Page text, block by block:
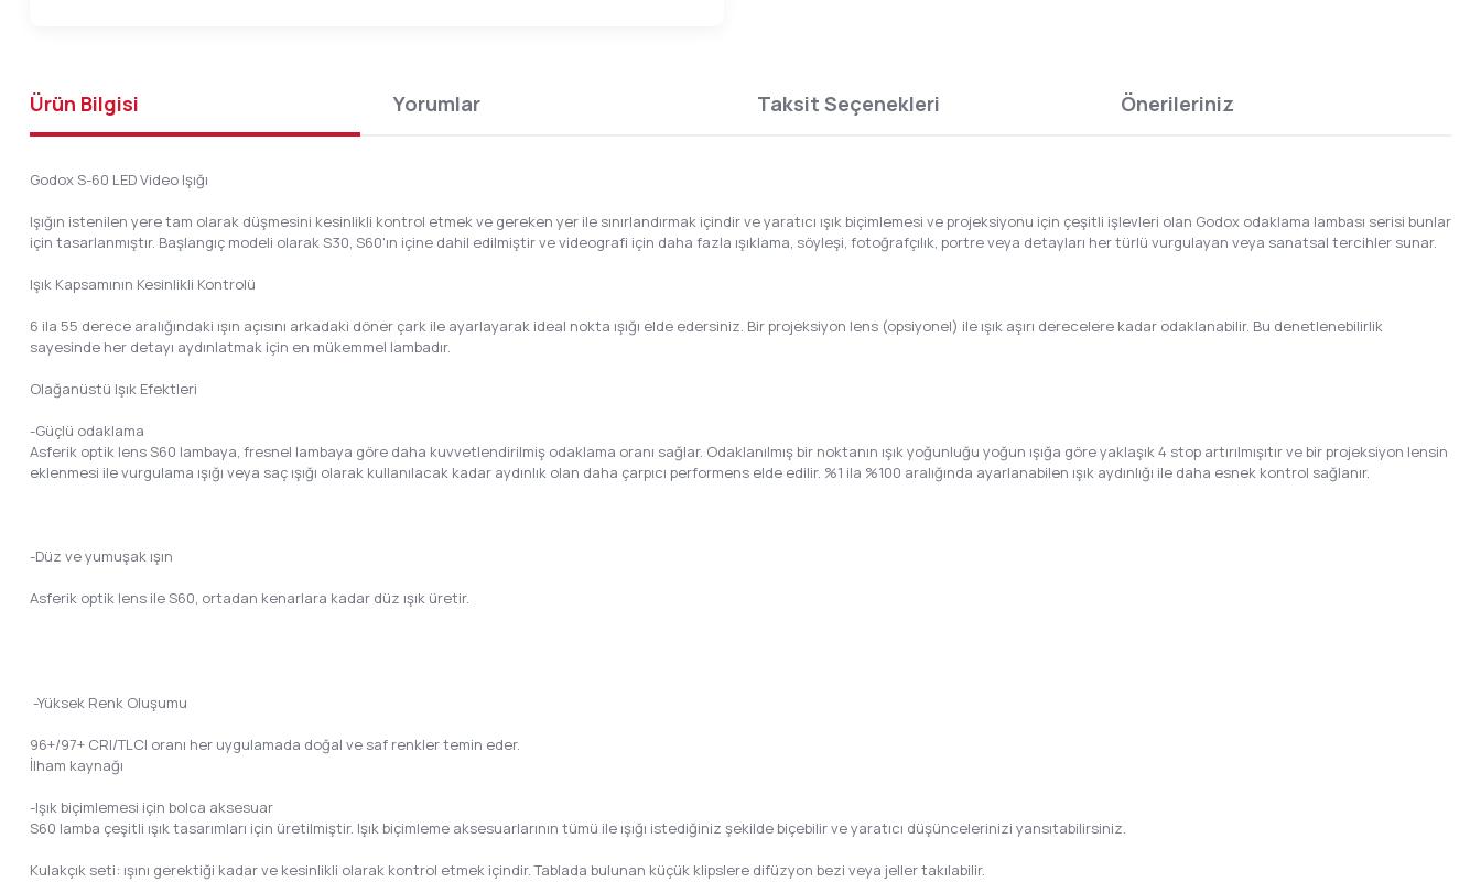
Ürün Bilgisi Yorumlar Taksit Seçenekleri Önerileriniz
Godox S-60 LED Video Işığı
Işığın istenilen yere tam olarak düşmesini kesinlikli kontrol etmek ve gereken yer ile sınırlandırmak içindir ve yaratıcı ışık biçimlemesi ve projeksiyonu için çeşitli işlevleri olan Godox odaklama lambası serisi bunlar
için tasarlanmıştır. Başlangıç modeli olarak S30, S60'ın içine dahil edilmiştir ve videografi için daha fazla ışıklama, söyleşi, fotoğrafçılık, portre veya detayları her türlü vurgulayan veya sanatsal tercihler sunar.
Işık Kapsamının Kesinlikli Kontrolü
6 ila 55 derece aralığındaki ışın açısını arkadaki döner çark ile ayarlayarak ideal nokta ışığı elde edersiniz. Bir projeksiyon lens (opsiyonel) ile ışık aşırı derecelere kadar odaklanabilir. Bu denetlenebilirlik
sayesinde her detayı aydınlatmak için en mükemmel lambadır.
Olağanüstü Işık Efektleri
-Güçlü odaklama
Asferik optik lens S60 lambaya, fresnel lambaya göre daha kuvvetlendirilmiş odaklama oranı sağlar. Odaklanılmış bir noktanın ışık yoğunluğu yoğun ışığa göre yaklaşık 4 stop artırılmışıtır ve bir projeksiyon lensin
eklenmesi ile vurgulama ışığı veya saç ışığı olarak kullanılacak kadar aydınlık olan daha çarpıcı performens elde edilir. %1 ila %100 aralığında ayarlanabilen ışık aydınlığı ile daha esnek kontrol sağlanır.
-Düz ve yumuşak ışın
Asferik optik lens ile S60, ortadan kenarlara kadar düz ışık üretir.
-Yüksek Renk Oluşumu
96+/97+ CRI/TLCI oranı her uygulamada doğal ve saf renkler temin eder.
İlham kaynağı
-Işık biçimlemesi için bolca aksesuar
S60 lamba çeşitli ışık tasarımları için üretilmiştir. Işık biçimleme aksesuarlarının tümü ile ışığı istediğiniz şekilde biçebilir ve yaratıcı düşüncelerinizi yansıtabilirsiniz.
Kulakçık seti: ışını gerektiği kadar ve kesinlikli olarak kontrol etmek içindir. Tablada bulunan küçük klipslere difüzyon bezi veya jeller takılabilir.